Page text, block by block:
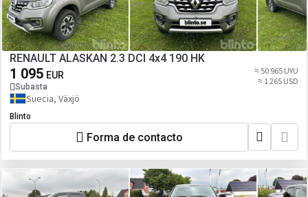
RENAULT ALASKAN 2.3 DCI 4x4 190 HK
1 095 EUR
Subasta
≈ 50 965 UYU
≈ 1 265 USD
Suecia, Växjö
Blinto
Forma de contacto